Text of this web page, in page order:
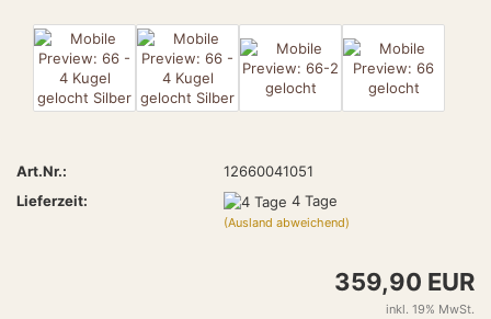
Art.Nr.:
12660041051
Lieferzeit:
4 Tage
(Ausland abweichend)
359,90 EUR
inkl. 19% MwSt.